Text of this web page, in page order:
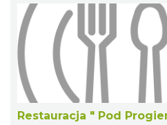
Restauracja " Pod